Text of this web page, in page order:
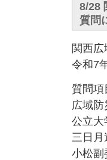
8/28
質問
関西広
令和7
質問項
広域防
公立大
三日月
小松副